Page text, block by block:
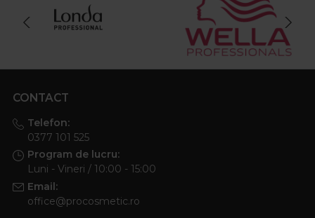
CONTACT
Telefon:
0377 101 525
Program de lucru:
Luni - Vineri / 10:00 - 15:00
Email:
office@procosmetic.ro